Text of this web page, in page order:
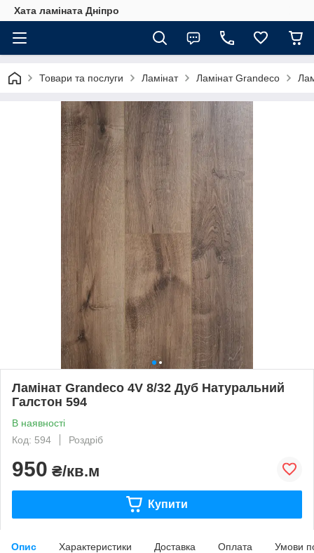
Хата ламіната Дніпро
Товари та послуги Ламінат Ламінат Grandeco
Ламінат Grandeco 4V 8/32 Дуб Натуральний
Галстон 594
В наявності
Код: 594
Роздріб
950 ₴/кв.м
Купити
Опис Характеристики Доставка Оплата Умови